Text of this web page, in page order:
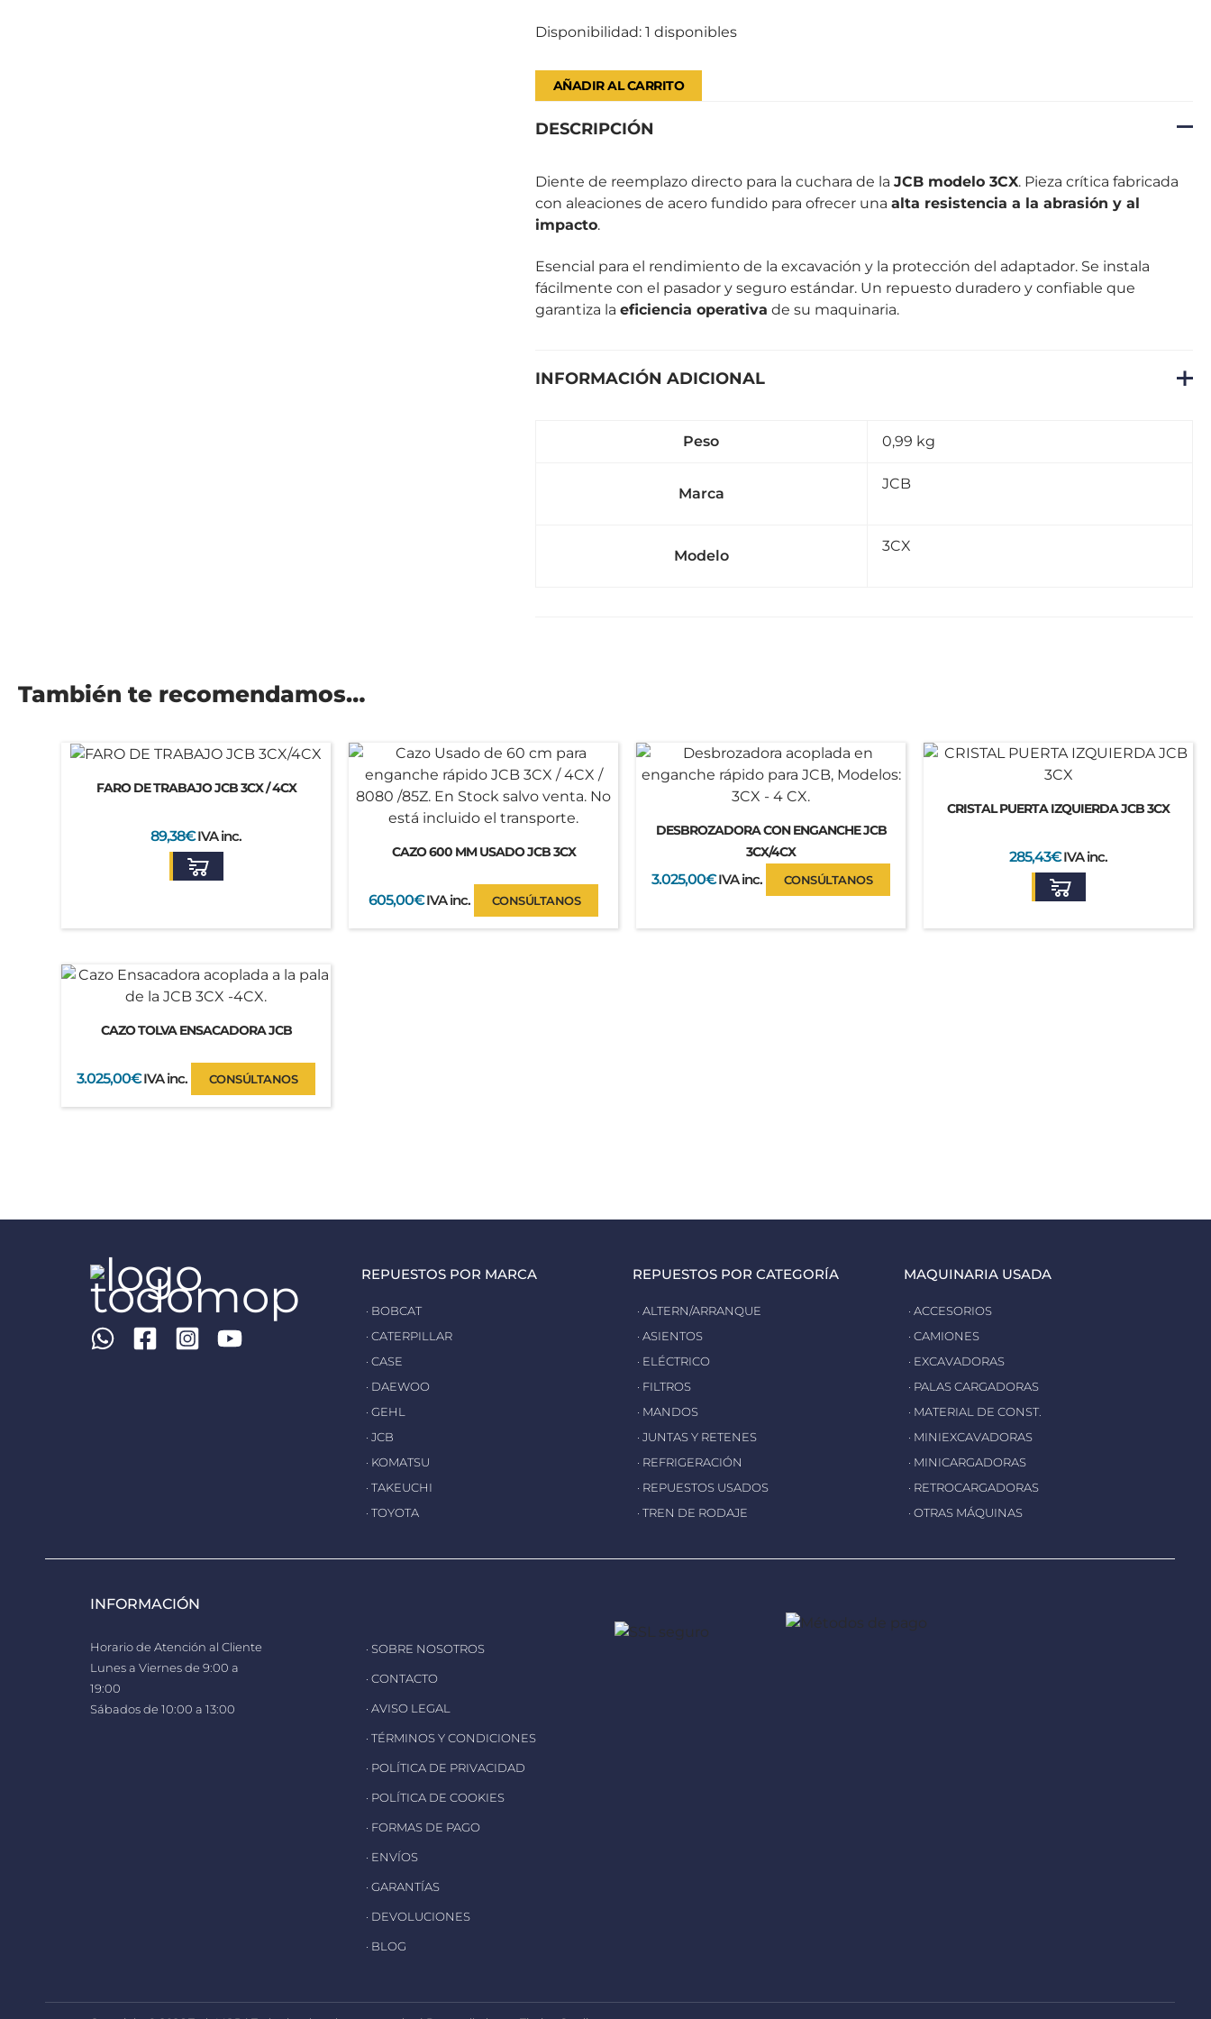
Disponibilidad: 1 disponibles
AÑADIR AL CARRITO
DESCRIPCIÓN
Diente de reemplazo directo para la cuchara de la JCB modelo 3CX. Pieza crítica fabricada
con aleaciones de acero fundido para ofrecer una alta resistencia a la abrasión y al
impacto.
Esencial para el rendimiento de la excavación y la protección del adaptador. Se instala
fácilmente con el pasador y seguro estándar. Un repuesto duradero y confiable que
garantiza la eficiencia operativa de su maquinaria.
INFORMACIÓN ADICIONAL
Peso 0,99 kg
Marca
JCB
Modelo
3CX
También te recomendamos…
FARO DE TRABAJO JCB 3CX / 4CX
89,38€IVA inc.
CAZO 600 MM USADO JCB 3CX
605,00€IVA inc. CONSÚLTANOS
DESBROZADORA CON ENGANCHE JCB
3CX/4CX
3.025,00€IVA inc. CONSÚLTANOS
CRISTAL PUERTA IZQUIERDA JCB 3CX
285,43€IVA inc.
CAZO TOLVA ENSACADORA JCB
3.025,00€IVA inc. CONSÚLTANOS
REPUESTOS POR MARCA
· BOBCAT
· CATERPILLAR
· CASE
· DAEWOO
· GEHL
· JCB
· KOMATSU
· TAKEUCHI
· TOYOTA
REPUESTOS POR CATEGORÍA
· ALTERN/ARRANQUE
· ASIENTOS
· ELÉCTRICO
· FILTROS
· MANDOS
· JUNTAS Y RETENES
· REFRIGERACIÓN
· REPUESTOS USADOS
· TREN DE RODAJE
MAQUINARIA USADA
· ACCESORIOS
· CAMIONES
· EXCAVADORAS
· PALAS CARGADORAS
· MATERIAL DE CONST.
· MINIEXCAVADORAS
· MINICARGADORAS
· RETROCARGADORAS
· OTRAS MÁQUINAS
INFORMACIÓN
Horario de Atención al Cliente
Lunes a Viernes de 9:00 a
19:00
Sábados de 10:00 a 13:00
· SOBRE NOSOTROS
· CONTACTO
· AVISO LEGAL
· TÉRMINOS Y CONDICIONES
· POLÍTICA DE PRIVACIDAD
· POLÍTICA DE COOKIES
· FORMAS DE PAGO
· ENVÍOS
· GARANTÍAS
· DEVOLUCIONES
· BLOG